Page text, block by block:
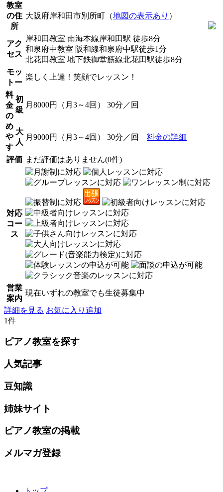
教室
の住
所
大阪府岸和田市別所町（地図の表示あり ）
アク
セス
岸和田教室 南海本線岸和田駅 徒歩8分
和泉府中教室 阪和線和泉府中駅徒歩1分
北花田教室 地下鉄御堂筋線北花田駅徒歩8分
モッ
トー
楽しく上達！笑顔でレッスン！
料
金
の
め
や
す
初
級
月8000円（月3～4回） 30分／回
大
人
月9000円（月3～4回） 30分／回 料金の詳細
評価 まだ評価はありません(0件)
対応
コー
ス
営業
案内
現在いずれの教室でも生徒募集中
詳細を見る お気に入り追加
1件
ピアノ教室を探す
人気記事
豆知識
姉妹サイト
ピアノ教室の掲載
メルマガ登録